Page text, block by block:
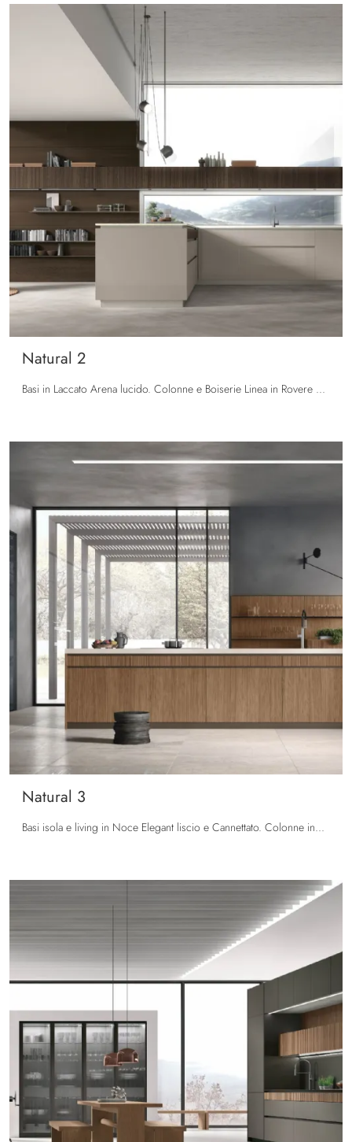
Natural 2
Basi in Laccato Arena lucido. Colonne e Boiserie Linea in Rovere Termocotto liscio. Pensili in Rovere Termocotto Cannettato. Top in Neolith® Shilin.
Natural 3
Basi isola e living in Noce Elegant liscio e Cannettato. Colonne in Laccato Bromo lucido, gola scavata in Bronzo. Top HPL Travertino.